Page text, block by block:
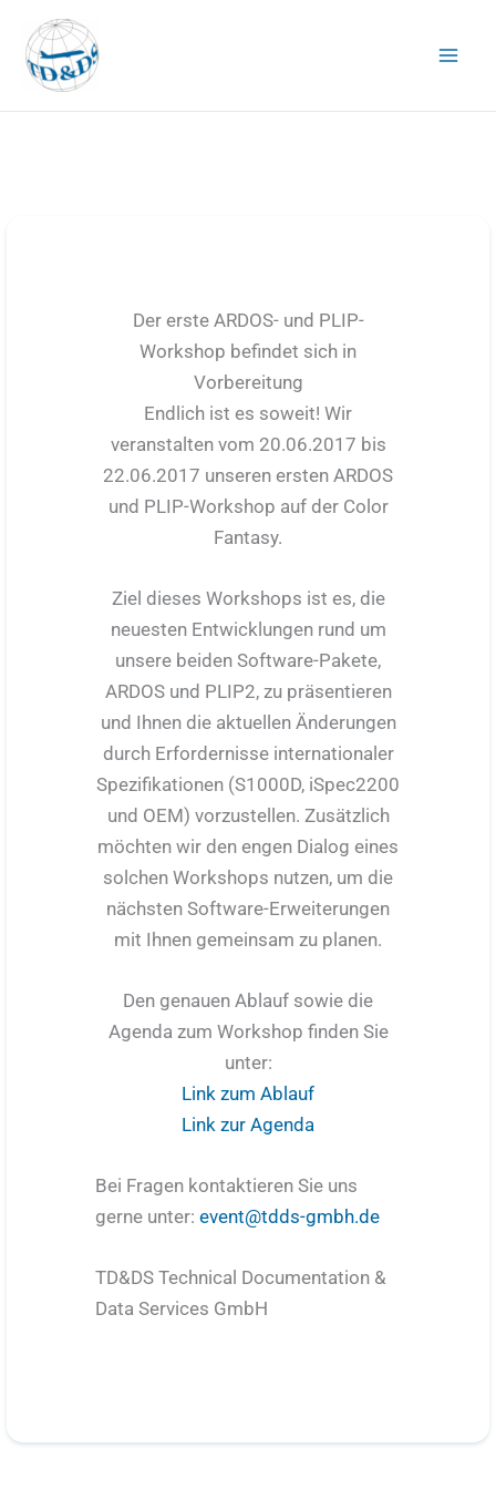
Inhalt
springen
Der erste ARDOS- und PLIP-
Workshop befindet sich in
Vorbereitung
Endlich ist es soweit! Wir
veranstalten vom 20.06.2017 bis
22.06.2017 unseren ersten ARDOS
und PLIP-Workshop auf der Color
Fantasy.
Ziel dieses Workshops ist es, die
neuesten Entwicklungen rund um
unsere beiden Software-Pakete,
ARDOS und PLIP2, zu präsentieren
und Ihnen die aktuellen Änderungen
durch Erfordernisse internationaler
Spezifikationen (S1000D, iSpec2200
und OEM) vorzustellen. Zusätzlich
möchten wir den engen Dialog eines
solchen Workshops nutzen, um die
nächsten Software-Erweiterungen
mit Ihnen gemeinsam zu planen.
Den genauen Ablauf sowie die
Agenda zum Workshop finden Sie
unter:
Link zum Ablauf
Link zur Agenda
Bei Fragen kontaktieren Sie uns
gerne unter:event@tdds-gmbh.de
TD&DS Technical Documentation &
Data Services GmbH